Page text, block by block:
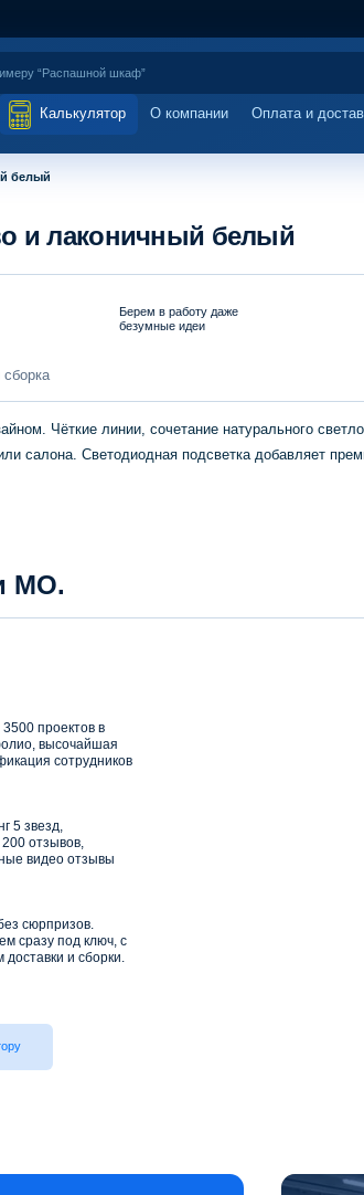
Калькулятор О компании Оплата и
белый
и лаконичный белый
Берем в работу даже
безумные идеи
Чёткие линии, сочетание натурального
салона. Светодиодная подсветка добавляет
МО.
проектов в
высочайшая
сотрудников
5 звезд,
отзывов,
видео отзывы
сюрпризов.
сразу под ключ, с
доставки и сборки.